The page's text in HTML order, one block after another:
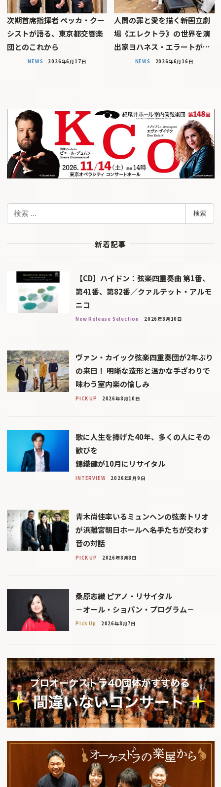
次期首席指揮者 ペッカ・クー
シストが語る、東京都交響楽
団とのこれから
NEWS 2026年6月17日
人間の罪と愛を描く――新国立劇
場《エレクトラ》の世界を演
出家ヨハネス・エラートが…
NEWS 2026年6月16日
検
検索
新着記事
【CD】ハイドン：弦楽四重奏曲 第1番、
第41番、第82番／クァルテット・アルモ
ニコ
New Release Selection 2026年8月10日
ヴァン・カイック弦楽四重奏団が2年ぶり
の来日！ 明晰な造形と温かな手ざわりで
味わう室内楽の愉しみ
PICK UP 2026年8月10日
歌に人生を捧げた40年、多くの人にその
歓びを
錦織健が10月にリサイタル
INTERVIEW 2026年8月9日
青木尚佳率いるミュンヘンの弦楽トリオ
が浜離宮朝日ホールへ――名手たちが交わす
音の対話
PICK UP 2026年8月8日
桑原志織 ピアノ・リサイタル
－オール・ショパン・プログラム－
Pick Up 2026年8月7日